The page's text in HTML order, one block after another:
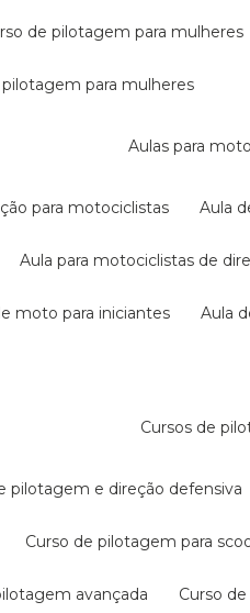
de pilotagem para mulheres
pilotagem para mulheres
aulas para
para motociclistas aula
aula para motociclistas de
moto para iniciantes aula
cursos de
pilotagem e direção defensiva
curso de pilotagem para
avançada curso